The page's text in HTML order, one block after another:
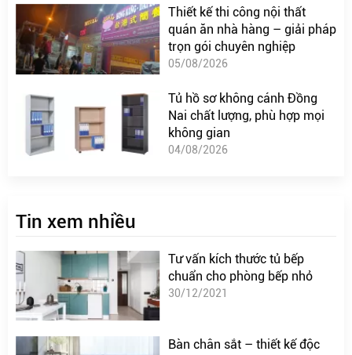
Thiết kế thi công nội thất
quán ăn nhà hàng – giải pháp
trọn gói chuyên nghiệp
05/08/2026
Tủ hồ sơ không cánh Đồng
Nai chất lượng, phù hợp mọi
không gian
04/08/2026
Tin xem nhiều
Tư vấn kích thước tủ bếp
chuẩn cho phòng bếp nhỏ
30/12/2021
Bàn chân sắt – thiết kế độc